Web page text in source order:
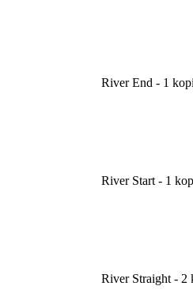
River End - 1
River Start - 1
River Straight - 2